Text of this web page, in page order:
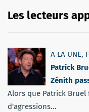
Les lecteurs
A LA UNE,
Patrick
Zénith
Alors que Patrick
d'agressions...